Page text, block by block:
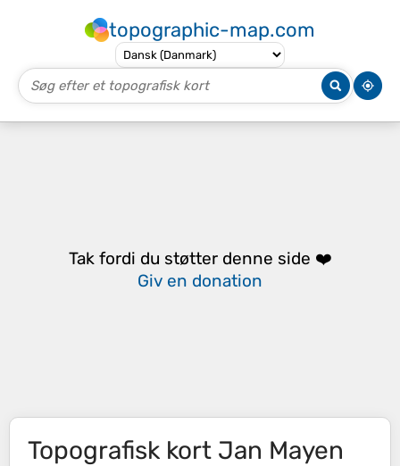
topographic-map.com
Tak fordi du støtter denne side ❤️
Giv en donation
Topografisk kort Jan Mayen